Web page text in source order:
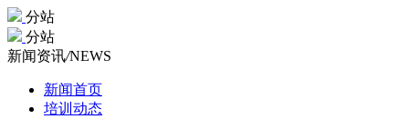
分站
分站
新闻资讯/NEWS
新闻首页
培训动态